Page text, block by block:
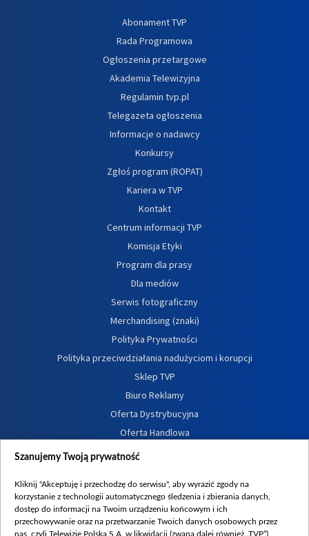
Abonament TVP
Rada Programowa
Ogłoszenia przetargowe
Akademia Telewizyjna
Regulamin tvp.pl
Telegazeta ogłoszenia
Informacje o nadawcy
Konkursy
Zgłoś program (ROPAT)
Kariera w TVP
Kontakt
Centrum informacji TVP
Komisja Etyki
Program dla prasy
Dla mediów
Serwis fotograficzny
Merchandising (znaki)
Polityka Prywatności
Polityka przeciwdziałania nadużyciom i korupcji
Sklep TVP
Biuro Reklamy
Oferta Dystrybucyjna
Oferta Handlowa
Dostępność
Procedura zgłoszeń wewnętrznych
Szanujemy Twoją prywatność
Kliknij "Akceptuję i przechodzę do serwisu", aby wyrazić zgody na
korzystanie z technologii automatycznego śledzenia i zbierania danych,
dostęp do informacji na Twoim urządzeniu końcowym i ich
przechowywanie oraz na przetwarzanie Twoich danych osobowych przez
nas, czyli Telewizję Polską S.A. w likwidacji (zwaną dalej również „TVP”),